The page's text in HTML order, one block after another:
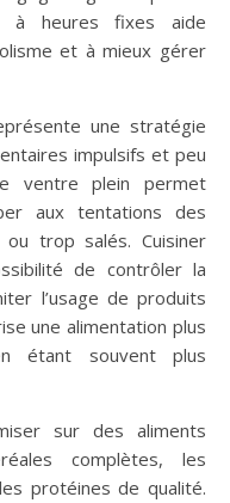
à heures fixes aide
et à mieux gérer
une stratégie
impulsifs et peu
ventre plein permet
aux tentations des
trop salés. Cuisiner
de contrôler la
l’usage de produits
une alimentation plus
étant souvent plus
sur des aliments
complètes, les
protéines de qualité.